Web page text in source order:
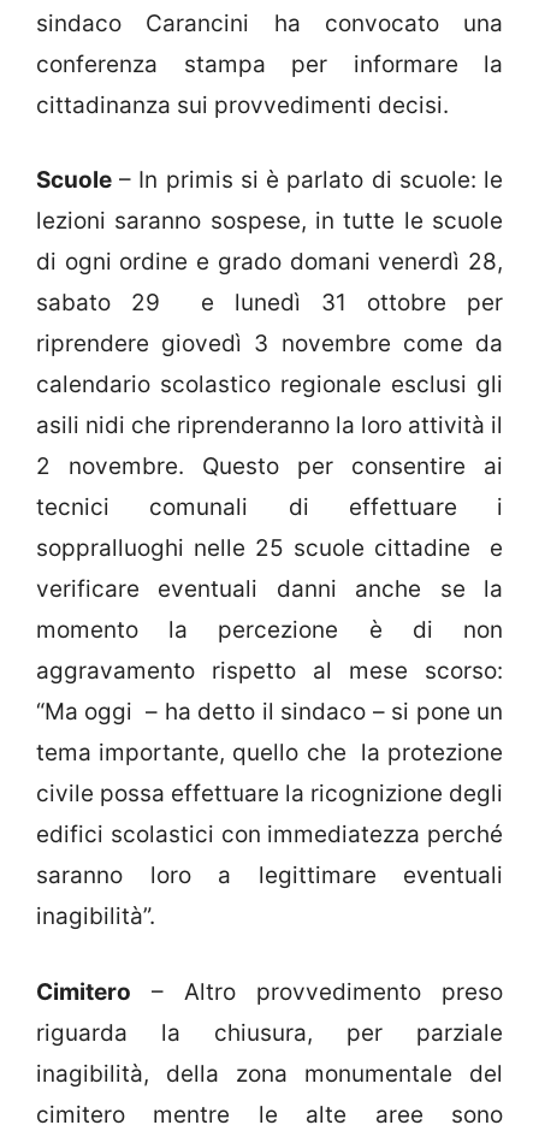
sindaco Carancini ha convocato una
conferenza stampa per informare la
cittadinanza sui provvedimenti decisi.
Scuole – In primis si è parlato di scuole: le
lezioni saranno sospese, in tutte le scuole
di ogni ordine e grado domani venerdì 28,
sabato 29 e lunedì 31 ottobre per
riprendere giovedì 3 novembre come da
calendario scolastico regionale esclusi gli
asili nidi che riprenderanno la loro attività il
2 novembre. Questo per consentire ai
tecnici comunali di effettuare i
soppralluoghi nelle 25 scuole cittadine e
verificare eventuali danni anche se la
momento la percezione è di non
aggravamento rispetto al mese scorso:
“Ma oggi – ha detto il sindaco – si pone un
tema importante, quello che la protezione
civile possa effettuare la ricognizione degli
edifici scolastici con immediatezza perché
saranno loro a legittimare eventuali
inagibilità”.
Cimitero – Altro provvedimento preso
riguarda la chiusura, per parziale
inagibilità, della zona monumentale del
cimitero mentre le alte aree sono